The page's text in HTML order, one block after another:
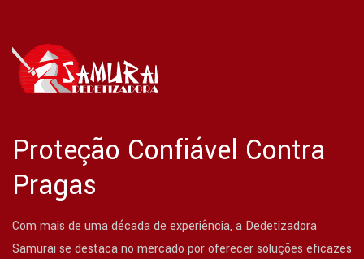
Proteção Confiável Contra
Pragas
Com mais de uma década de experiência, a Dedetizadora
Samurai se destaca no mercado por oferecer soluções eficazes